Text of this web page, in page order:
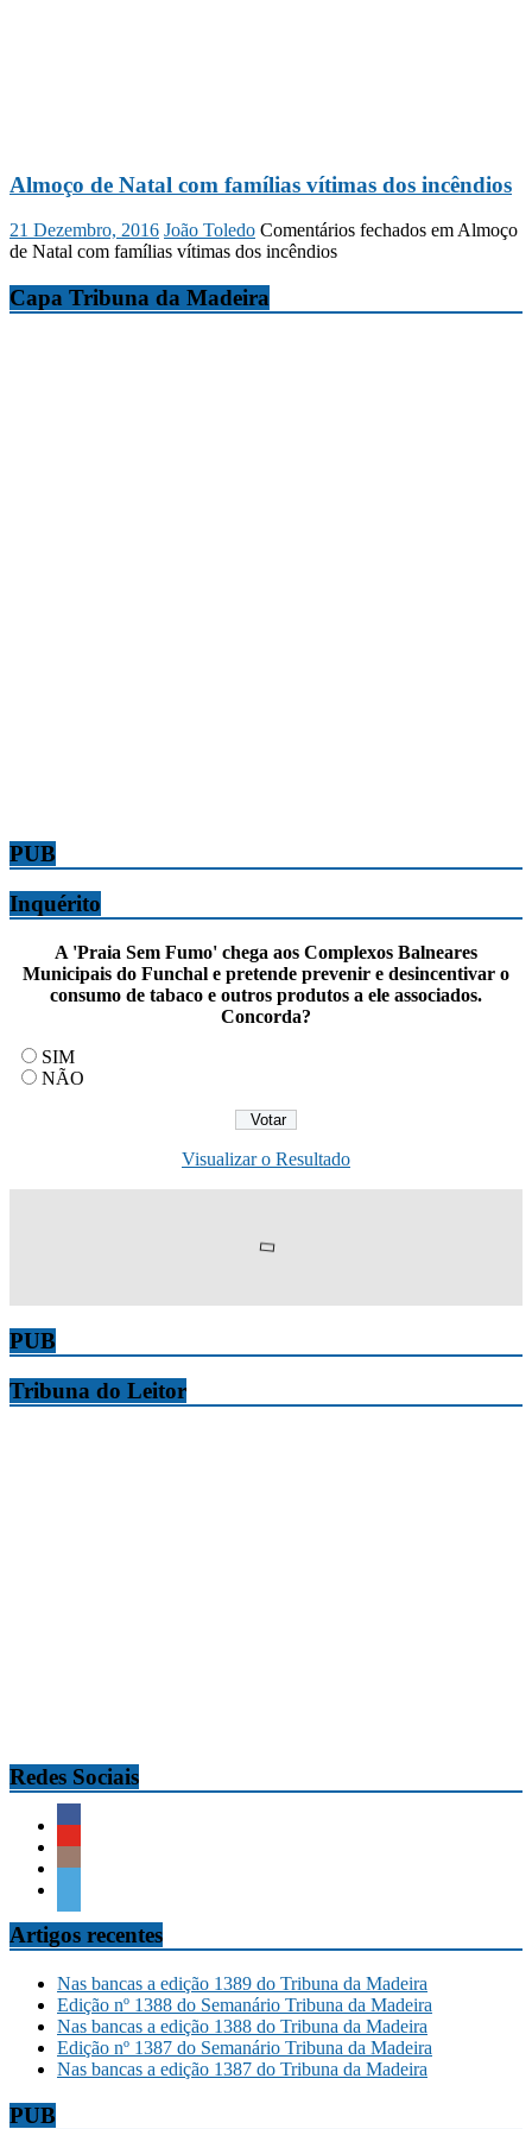
Almoço de Natal com famílias vítimas dos incêndios
21 Dezembro, 2016 João Toledo Comentários fechados em Almoço
de Natal com famílias vítimas dos incêndios
Capa Tribuna da Madeira
PUB
Inquérito
A 'Praia Sem Fumo' chega aos Complexos Balneares
Municipais do Funchal e pretende prevenir e desincentivar o
consumo de tabaco e outros produtos a ele associados.
Concorda?
SIM
NÃO
Visualizar o Resultado
PUB
Tribuna do Leitor
Redes Sociais
Artigos recentes
Nas bancas a edição 1389 do Tribuna da Madeira
Edição nº 1388 do Semanário Tribuna da Madeira
Nas bancas a edição 1388 do Tribuna da Madeira
Edição nº 1387 do Semanário Tribuna da Madeira
Nas bancas a edição 1387 do Tribuna da Madeira
PUB